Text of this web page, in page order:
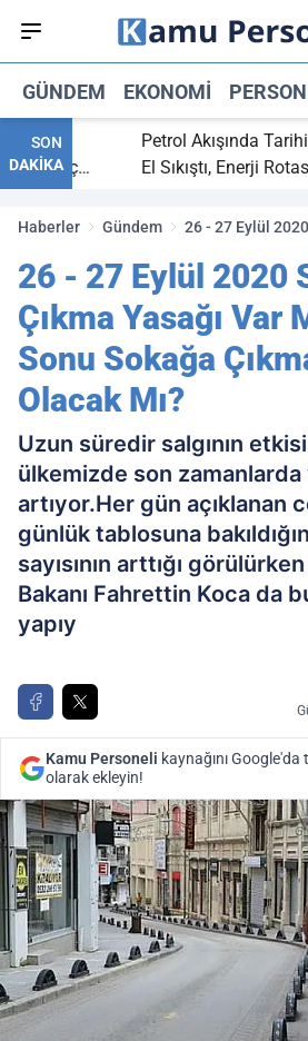
GÜNDEM EKONOMI
SON
DAKİKA
maç
Petrol Akışında Tarihi
El Sıkıştı, Enerji Rotası
Haberler Gündem
26 - 27 Eylül
Olacak Mı?
26 - 27 Eylül 2020
Çıkma Yasağı Var
Sonu Sokağa
Olacak Mı?
Uzun süredir salgının
ülkemizde son zamanlarda
artıyor.Her gün açıklanan
günlük tablosuna
sayısının arttığı
Bakanı Fahrettin Koca da
yapıy
Kamu Personeli kaynağını
olarak ekleyin!